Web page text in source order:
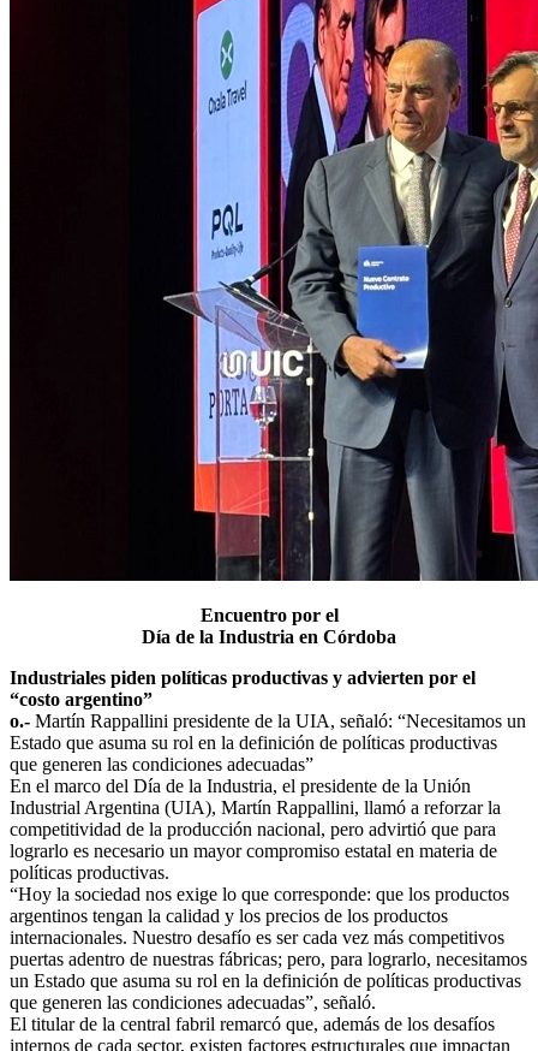
Encuentro por el
Día de la Industria en Córdoba
Industriales piden políticas productivas y advierten por el
“costo argentino”
o.- Martín Rappallini presidente de la UIA, señaló: “Necesitamos un
Estado que asuma su rol en la definición de políticas productivas
que generen las condiciones adecuadas”
En el marco del Día de la Industria, el presidente de la Unión
Industrial Argentina (UIA), Martín Rappallini, llamó a reforzar la
competitividad de la producción nacional, pero advirtió que para
lograrlo es necesario un mayor compromiso estatal en materia de
políticas productivas.
“Hoy la sociedad nos exige lo que corresponde: que los productos
argentinos tengan la calidad y los precios de los productos
internacionales. Nuestro desafío es ser cada vez más competitivos
puertas adentro de nuestras fábricas; pero, para lograrlo, necesitamos
un Estado que asuma su rol en la definición de políticas productivas
que generen las condiciones adecuadas”, señaló.
El titular de la central fabril remarcó que, además de los desafíos
internos de cada sector, existen factores estructurales que impactan